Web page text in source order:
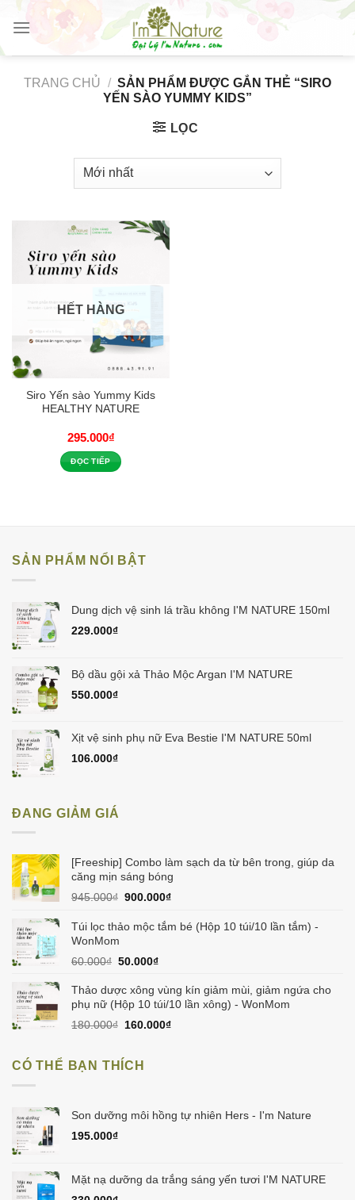
Skip
content
TRANG CHỦ / SẢN PHẨM ĐƯỢC GẮN THẺ “SIRO
YẾN SÀO YUMMY KIDS”
LỌC
HẾT HÀNG
Siro Yến sào Yummy Kids
HEALTHY NATURE
295.000₫
ĐỌC TIẾP
SẢN PHẨM NỔI BẬT
Dung dịch vệ sinh lá trầu không I'M NATURE 150ml
229.000₫
Bộ dầu gội xả Thảo Mộc Argan I'M NATURE
550.000₫
Xịt vệ sinh phụ nữ Eva Bestie I'M NATURE 50ml
106.000₫
ĐANG GIẢM GIÁ
[Freeship] Combo làm sạch da từ bên trong, giúp da
căng mịn sáng bóng
945.000₫ Giá
là:
900.000₫Giá
tại
Túi lọc thảo mộc tắm bé (Hộp 10 túi/10 lần tắm) -
WonMom
60.000₫ Giá
là:
60.000₫.
50.000₫Giá
tại
là:
50.000₫.
Thảo dược xông vùng kín giảm mùi, giảm ngứa cho
phụ nữ (Hộp 10 túi/10 lần xông) - WonMom
180.000₫ Giá
180.000₫.
160.000₫Giá
CÓ THỂ BẠN THÍCH
Son dưỡng môi hồng tự nhiên Hers - I'm Nature
195.000₫
Mặt nạ dưỡng da trắng sáng yến tươi I'M NATURE